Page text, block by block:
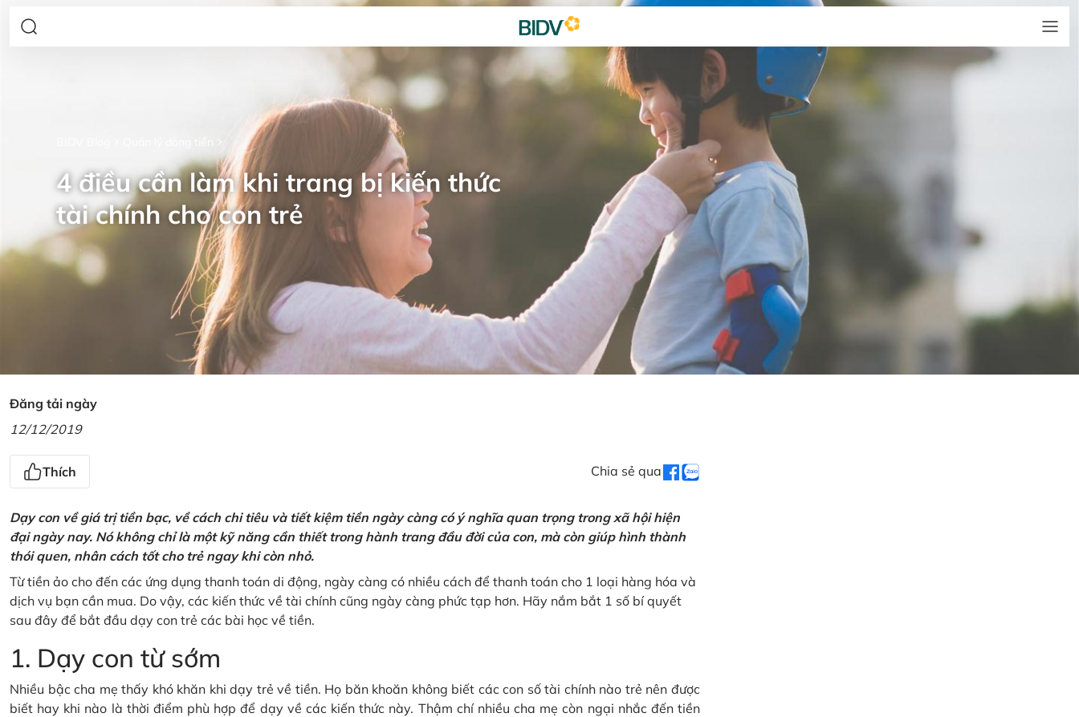
4 điều cần làm khi trang bị kiến thức
tài chính cho con trẻ
Đăng tải ngày
12/12/2019
Thích Chia sẻ qua
Dạy con về giá trị tiền bạc, về cách chi tiêu và tiết kiệm tiền ngày càng có ý nghĩa quan trọng trong xã hội hiện
đại ngày nay. Nó không chỉ là một kỹ năng cần thiết trong hành trang đầu đời của con, mà còn giúp hình thành
thói quen, nhân cách tốt cho trẻ ngay khi còn nhỏ.
Từ tiền ảo cho đến các ứng dụng thanh toán di động, ngày càng có nhiều cách để thanh toán cho 1 loại hàng hóa và
dịch vụ bạn cần mua. Do vậy, các kiến thức về tài chính cũng ngày càng phức tạp hơn. Hãy nắm bắt 1 số bí quyết
sau đây để bắt đầu dạy con trẻ các bài học về tiền.
1. Dạy con từ sớm
Nhiều bậc cha mẹ thấy khó khăn khi dạy trẻ về tiền. Họ băn khoăn không biết các con số tài chính nào trẻ nên được
biết hay khi nào là thời điểm phù hợp để dạy về các kiến thức này. Thậm chí nhiều cha mẹ còn ngại nhắc đến tiền